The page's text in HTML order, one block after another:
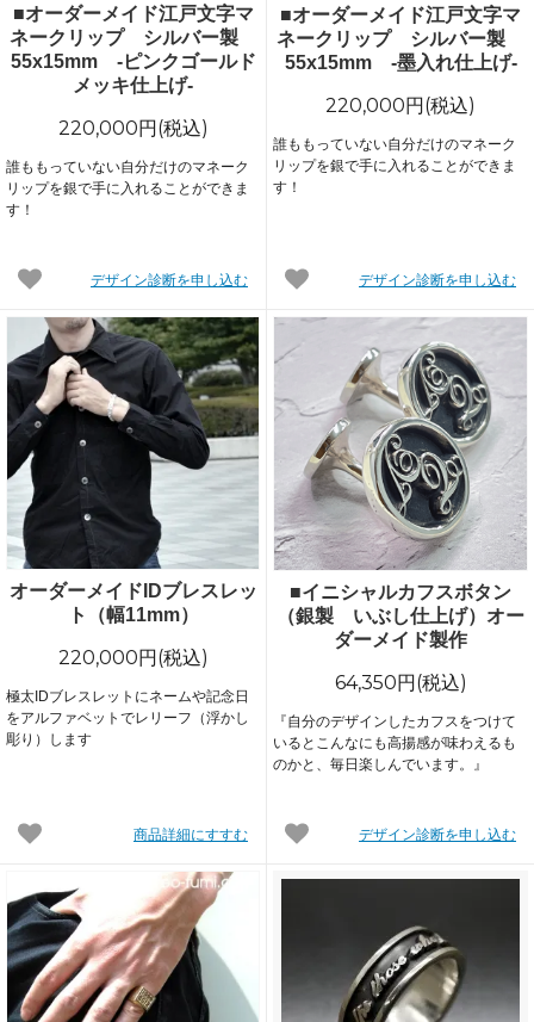
■オーダーメイド江戸文字マ
ネークリップ シルバー製
55x15mm -ピンクゴールド
メッキ仕上げ-
220,000円(税込)
誰ももっていない自分だけのマネーク
リップを銀で手に入れることができま
す！
デザイン診断を申し込む
■オーダーメイド江戸文字マ
ネークリップ シルバー製
55x15mm -墨入れ仕上げ-
220,000円(税込)
誰ももっていない自分だけのマネーク
リップを銀で手に入れることができま
す！
デザイン診断を申し込む
オーダーメイドIDブレスレッ
ト（幅11mm）
220,000円(税込)
極太IDブレスレットにネームや記念日
をアルファベットでレリーフ（浮かし
彫り）します
商品詳細にすすむ
■イニシャルカフスボタン
（銀製 いぶし仕上げ）オー
ダーメイド製作
64,350円(税込)
『自分のデザインしたカフスをつけて
いるとこんなにも高揚感が味わえるも
のかと、毎日楽しんでいます。』
デザイン診断を申し込む